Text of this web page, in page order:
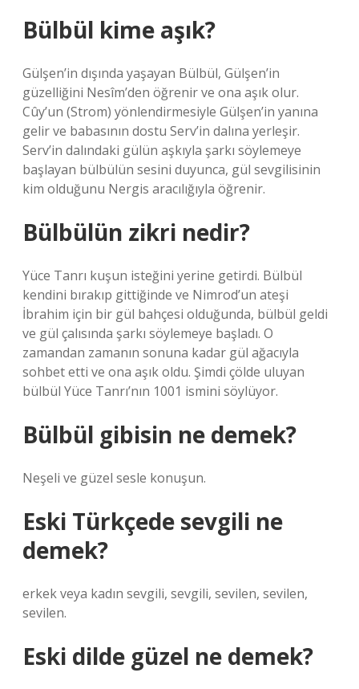
Bülbül kime aşık?
Gülşen’in dışında yaşayan Bülbül, Gülşen’in
güzelliğini Nesîm’den öğrenir ve ona aşık olur.
Cûy’un (Strom) yönlendirmesiyle Gülşen’in yanına
gelir ve babasının dostu Serv’in dalına yerleşir.
Serv’in dalındaki gülün aşkıyla şarkı söylemeye
başlayan bülbülün sesini duyunca, gül sevgilisinin
kim olduğunu Nergis aracılığıyla öğrenir.
Bülbülün zikri nedir?
Yüce Tanrı kuşun isteğini yerine getirdi. Bülbül
kendini bırakıp gittiğinde ve Nimrod’un ateşi
İbrahim için bir gül bahçesi olduğunda, bülbül geldi
ve gül çalısında şarkı söylemeye başladı. O
zamandan zamanın sonuna kadar gül ağacıyla
sohbet etti ve ona aşık oldu. Şimdi çölde uluyan
bülbül Yüce Tanrı’nın 1001 ismini söylüyor.
Bülbül gibisin ne demek?
Neşeli ve güzel sesle konuşun.
Eski Türkçede sevgili ne
demek?
erkek veya kadın sevgili, sevgili, sevilen, sevilen,
sevilen.
Eski dilde güzel ne demek?